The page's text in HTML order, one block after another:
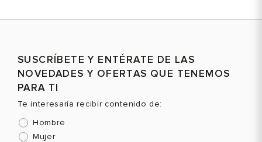
SUSCRÍBETE Y ENTÉRATE DE LAS
NOVEDADES Y OFERTAS QUE TENEMOS
PARA TI
Te interesaría recibir contenido de:
Hombre
Mujer